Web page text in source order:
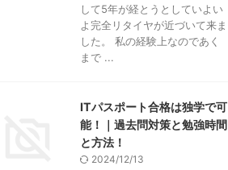
して5年が経とうとしていよい
よ完全リタイヤが近づいて来ま
した。 私の経験上なのであく
まで ...
ITパスポート合格は独学で可
能！｜過去問対策と勉強時間
と方法！
2024/12/13